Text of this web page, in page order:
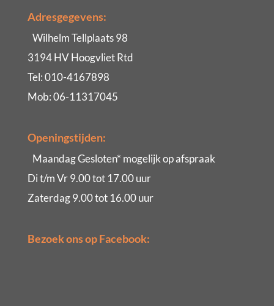
Adresgegevens:
Wilhelm Tellplaats 98
3194 HV Hoogvliet Rtd
Tel: 010-4167898
Mob: 06-11317045
Openingstijden:
Maandag Gesloten* mogelijk op afspraak
Di t/m Vr 9.00 tot 17.00 uur
Zaterdag 9.00 tot 16.00 uur
Bezoek ons op Facebook: